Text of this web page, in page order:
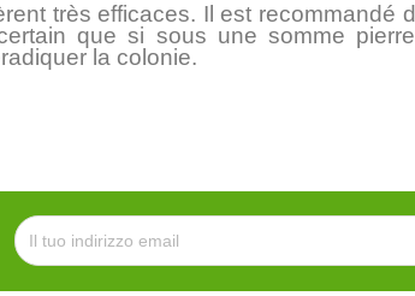
très efficaces. Il est recommandé
que si sous une somme
la colonie.